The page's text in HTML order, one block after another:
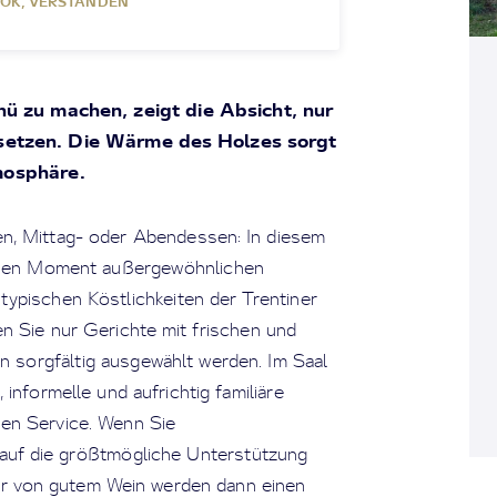
zu machen, zeigt die Absicht, nur
Die Wärme des Holzes sorgt
Mittag- oder Abendessen: In diesem
Moment außergewöhnlichen
Köstlichkeiten der Trentiner
Sie nur Gerichte mit frischen und
sorgfältig ausgewählt werden. Im Saal
und aufrichtig familiäre
Service. Wenn Sie
die größtmögliche Unterstützung
gutem Wein werden dann einen